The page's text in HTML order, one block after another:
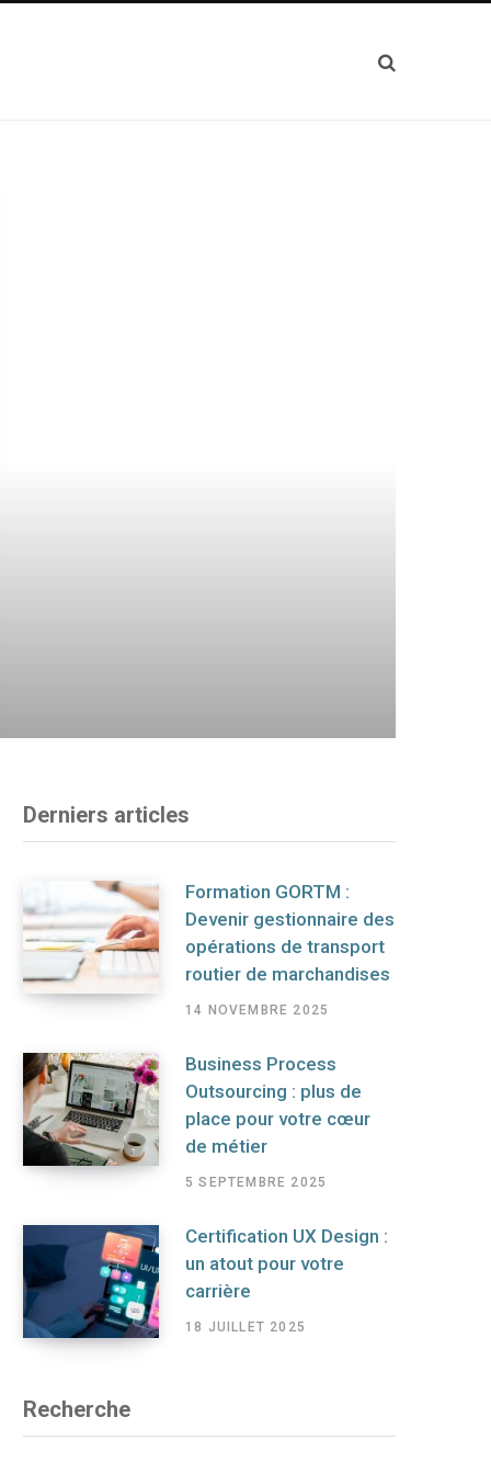
Derniers articles
Formation GORTM :
Devenir gestionnaire des
opérations de transport
routier de marchandises
14 NOVEMBRE 2025
Business Process
Outsourcing : plus de
place pour votre cœur
de métier
5 SEPTEMBRE 2025
Certification UX Design :
un atout pour votre
carrière
18 JUILLET 2025
Recherche